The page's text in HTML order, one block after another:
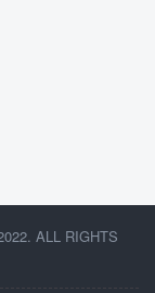
ALL RIGHTS